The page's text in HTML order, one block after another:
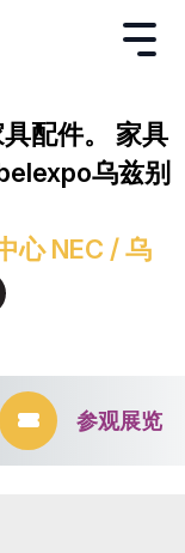
配件。 家具
乌兹别
心 NEC / 乌
参观展览